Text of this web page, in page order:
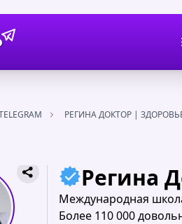
РЕГИНА ДОКТОР |
Регина
Международная
Более 110 000